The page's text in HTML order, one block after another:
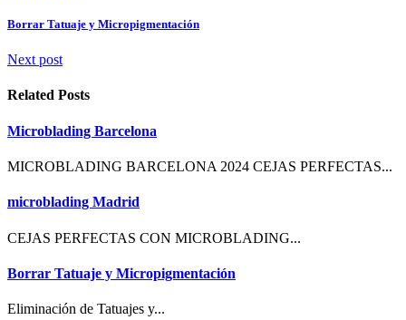
Borrar Tatuaje y Micropigmentación
Next post
Related Posts
Microblading Barcelona
MICROBLADING BARCELONA 2024 CEJAS PERFECTAS...
microblading Madrid
CEJAS PERFECTAS CON MICROBLADING...
Borrar Tatuaje y Micropigmentación
Eliminación de Tatuajes y...